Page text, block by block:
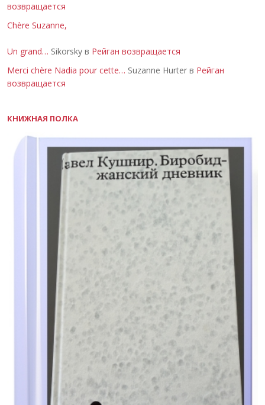
возвращается
Chère Suzanne,
Un grand… Sikorsky в Рейган возвращается
Merci chère Nadia pour cette… Suzanne Hurter в Рейган
возвращается
КНИЖНАЯ ПОЛКА